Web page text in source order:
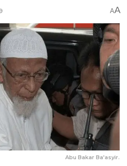
AA
Abu Bakar Ba'asyir.